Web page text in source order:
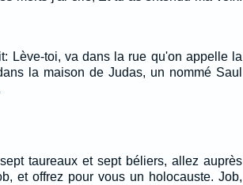
Lève-toi, va dans la rue qu'on appelle la
la maison de Judas, un nommé Saul
taureaux et sept béliers, allez auprès
et offrez pour vous un holocauste. Job,